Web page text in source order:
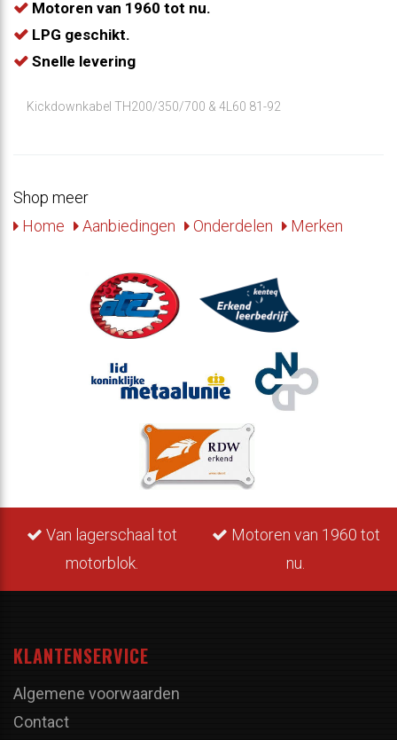
Motoren van 1960 tot nu.
LPG geschikt.
Snelle levering
Kickdownkabel TH200/350/700 & 4L60 81-92
Shop meer
Home
Aanbiedingen Onderdelen Merken
Van lagerschaal tot
motorblok.
Motoren van 1960 tot
nu.
KLANTENSERVICE
Algemene voorwaarden
Contact